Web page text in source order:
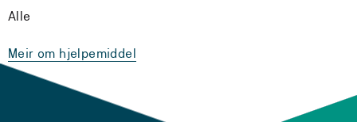
Alle
Meir om hjelpemiddel